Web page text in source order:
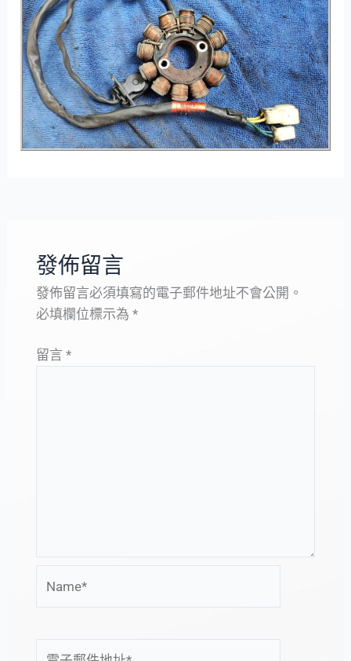
發佈留言
發佈留言必須填寫的電子郵件地址不會公開。
必填欄位標示為 *
留言 *